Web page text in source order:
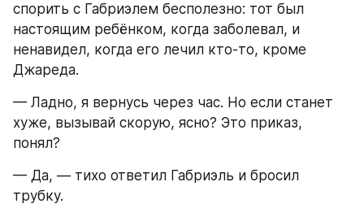
спорить с Габриэлем бесполезно: тот был
настоящим ребёнком, когда заболевал, и
ненавидел, когда его лечил кто-то, кроме
Джареда.
— Ладно, я вернусь через час. Но если станет
хуже, вызывай скорую, ясно? Это приказ,
понял?
— Да, — тихо ответил Габриэль и бросил
трубку.